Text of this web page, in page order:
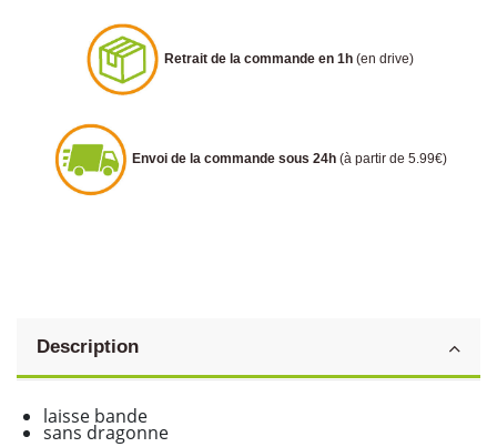
Retrait de la commande en 1h (en drive)
Envoi de la commande sous 24h (à partir de 5.99€)
Description
laisse bande
sans dragonne